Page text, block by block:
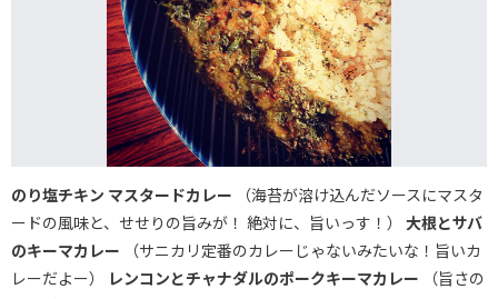
のり塩チキン マスタードカレー （海苔が溶け込んだソースにマスタ
ードの風味と、せせりの旨みが！ 絶対に、旨いっす！） 大根とサバ
のキーマカレー （サニカリ定番のカレーじゃないみたいな！旨いカ
レーだよー）
レンコンとチャナダルのポークキーマカレー （旨さの